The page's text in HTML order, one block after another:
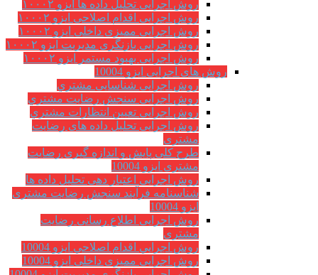
روش اجرایی تحلیل داده ها ایزو ۱۰۰۰۲
روش اجرایی اقدام اصلاحی ایزو ۱۰۰۰۲
روش اجرایی ممیزی داخلی ایزو ۱۰۰۰۲
روش اجرایی بازنگری مدیریت ایزو ۱۰۰۰۲
روش اجرایی بهبود مستمر ایزو ۱۰۰۰۲
روش های اجرایی ایزو 10004
روش اجرایی شناسایی مشتري
روش اجرایی سنجش رضایت مشتري
روش اجرایی تعیین انتظارات مشتري
روش اجرایی تحلیل داده های رضایت
مشتری
طرح کلی پایش و اندازه گیری رضایت
مشتری ایزو 10004
روش اجرایی اعتبار دهی تحلیل داده ها
شناسنامه فرآیند سنجش رضایت مشتری
ایزو 10004
روش اجرایی اطلاع رسانی رضایت
مشتری
روش اجرايي اقدام اصلاحي ایزو 10004
روش اجرایی ممیزی داخلی ایزو 10004